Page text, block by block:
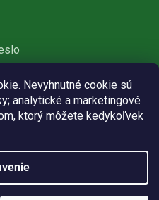
Nevyhnutné cookie sú
analytické a marketingové
ktorý môžete kedykoľvek